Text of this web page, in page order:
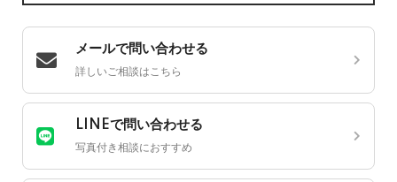
メールで問い合わせる
詳しいご相談はこちら
LINEで問い合わせる
写真付き相談におすすめ